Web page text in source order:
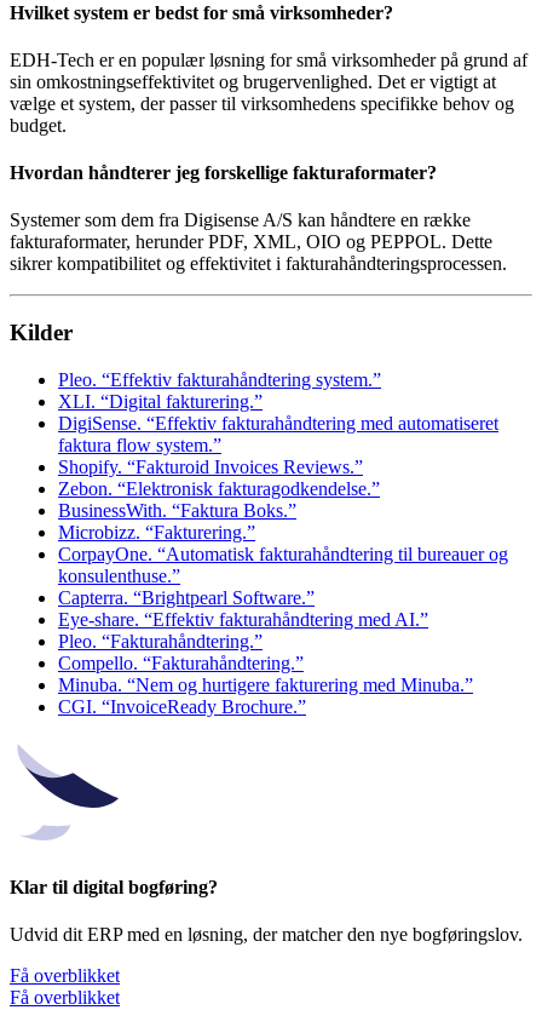
Hvilket system er bedst for små virksomheder?
EDH-Tech er en populær løsning for små virksomheder på grund af
sin omkostningseffektivitet og brugervenlighed. Det er vigtigt at
vælge et system, der passer til virksomhedens specifikke behov og
budget.
Hvordan håndterer jeg forskellige fakturaformater?
Systemer som dem fra Digisense A/S kan håndtere en række
fakturaformater, herunder PDF, XML, OIO og PEPPOL. Dette
sikrer kompatibilitet og effektivitet i fakturahåndteringsprocessen.
Kilder
Pleo. “Effektiv fakturahåndtering system.”
XLI. “Digital fakturering.”
DigiSense. “Effektiv fakturahåndtering med automatiseret
faktura flow system.”
Shopify. “Fakturoid Invoices Reviews.”
Zebon. “Elektronisk fakturagodkendelse.”
BusinessWith. “Faktura Boks.”
Microbizz. “Fakturering.”
CorpayOne. “Automatisk fakturahåndtering til bureauer og
konsulenthuse.”
Capterra. “Brightpearl Software.”
Eye-share. “Effektiv fakturahåndtering med AI.”
Pleo. “Fakturahåndtering.”
Compello. “Fakturahåndtering.”
Minuba. “Nem og hurtigere fakturering med Minuba.”
CGI. “InvoiceReady Brochure.”
Klar til digital bogføring?
Udvid dit ERP med en løsning, der matcher den nye bogføringslov.
Få overblikket
Få overblikket